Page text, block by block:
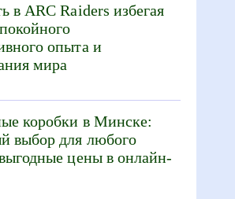
в ARC Raiders избегая
опыта и
мира
коробки в Минске:
выбор для любого
цены в онлайн-